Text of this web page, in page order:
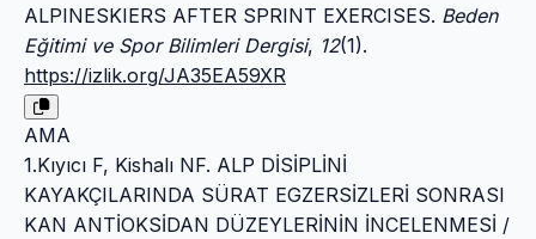
ALPINESKIERS AFTER SPRINT EXERCISES. Beden
Eğitimi ve Spor Bilimleri Dergisi, 12(1).
https://izlik.org/JA35EA59XR
AMA
1.Kıyıcı F, Kishalı NF. ALP DİSİPLİNİ
KAYAKÇILARINDA SÜRAT EGZERSİZLERİ SONRASI
KAN ANTİOKSİDAN DÜZEYLERİNİN İNCELENMESİ /